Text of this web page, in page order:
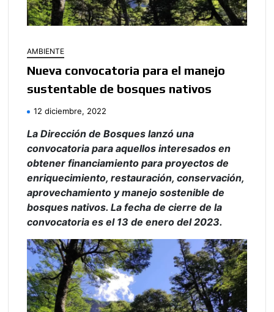
AMBIENTE
Nueva convocatoria para el manejo
sustentable de bosques nativos
12 diciembre, 2022
La Dirección de Bosques lanzó una
convocatoria para aquellos interesados en
obtener financiamiento para proyectos de
enriquecimiento, restauración, conservación,
aprovechamiento y manejo sostenible de
bosques nativos. La fecha de cierre de la
convocatoria es el 13 de enero del 2023.